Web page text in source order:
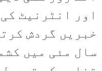
اور انٹرنیٹ
خبریں گردش
سال مئی میں